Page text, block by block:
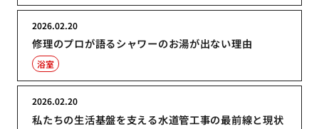
修理のプロが語るシャワーのお湯が出ない理由
2026.02.20
浴室
私たちの生活基盤を支える水道管工事の最前線と現状
2026.02.20